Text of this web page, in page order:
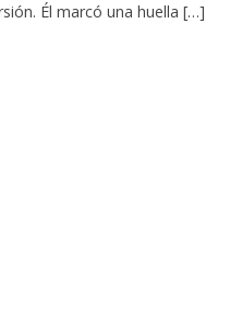
Él marcó una huella […]